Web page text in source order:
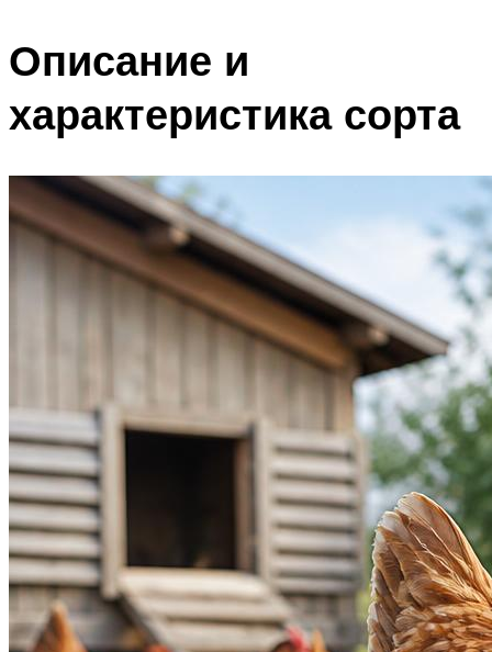
Описание и
характеристика сорта